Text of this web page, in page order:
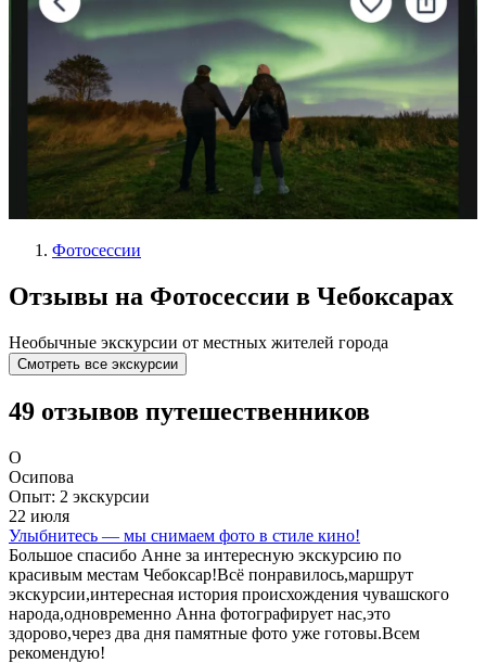
Фотосессии
Отзывы на Фотосессии в Чебоксарах
Необычные экскурсии от местных жителей города
Смотреть все экскурсии
49 отзывов путешественников
О
Осипова
Опыт: 2 экскурсии
22 июля
Улыбнитесь — мы снимаем фото в стиле кино!
Большое спасибо Анне за интересную экскурсию по
красивым местам Чебоксар!Всё понравилось,маршрут
экскурсии,интересная история происхождения чувашского
народа,одновременно Анна фотографирует нас,это
здорово,через два дня памятные фото уже готовы.Всем
рекомендую!